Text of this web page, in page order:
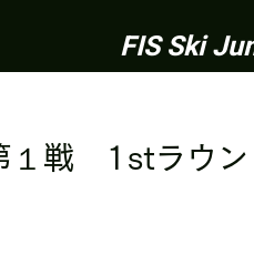
FIS Ski
１戦 1stラウ